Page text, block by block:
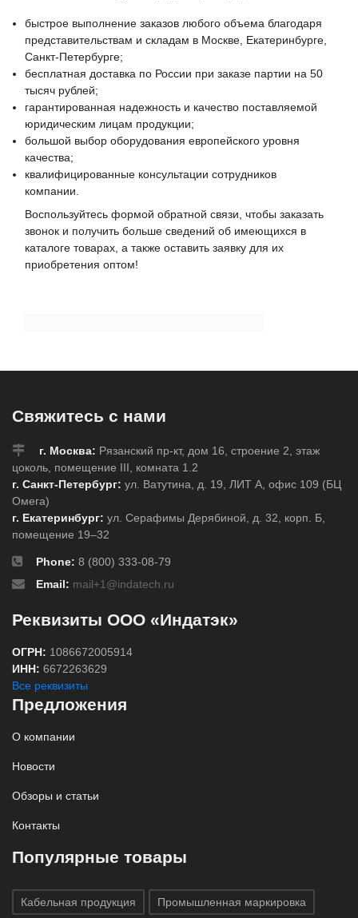
быстрое выполнение заказов любого объема благодаря
представительствам и складам в Москве, Екатеринбурге,
Санкт-Петербурге;
бесплатная доставка по России при заказе партии на 50
тысяч рублей;
гарантированная надежность и качество поставляемой
юридическим лицам продукции;
большой выбор оборудования европейского уровня
качества;
квалифицированные консультации сотрудников
компании.
Воспользуйтесь формой обратной связи, чтобы заказать
звонок и получить больше сведений об имеющихся в
каталоге товарах, а также оставить заявку для их
приобретения оптом!
Свяжитесь с нами
г. Москва: Рязанский пр-кт, дом 16, строение 2, этаж
цоколь, помещение III, комната 1.2
г. Санкт-Петербург: ул. Ватутина, д. 19, ЛИТ А, офис 109 (БЦ
Омега)
г. Екатеринбург: ул. Серафимы Дерябиной, д. 32, корп. Б,
помещение 19–32
Phone: 8 (800) 333-08-79
Email: mail+1@indatech.ru
Реквизиты ООО «Индатэк»
ОГРН: 1086672005914
ИНН: 6672263629
Все реквизиты
Предложения
О компании
Новости
Обзоры и статьи
Контакты
Популярные товары
Кабельная продукция Промышленная маркировка